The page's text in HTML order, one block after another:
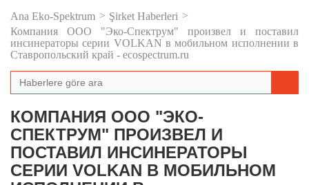
Ana Eko-Spektrum
Şirket Haberleri
Компания ООО "Эко-Спектрум" произвел и поставил
инсинераторы серии VOLKAN в мобильном исполнении в
Ставропольский край - ecospectrum.ru
КОМПАНИЯ ООО "ЭКО-
СПЕКТРУМ" ПРОИЗВЕЛ И
ПОСТАВИЛ ИНСИНЕРАТОРЫ
СЕРИИ VOLKAN В МОБИЛЬНОМ